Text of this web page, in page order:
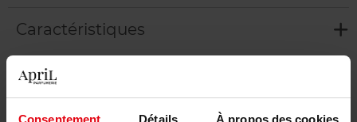
Consentement Détails À propos des cookies
Caractéristiques
Avis client